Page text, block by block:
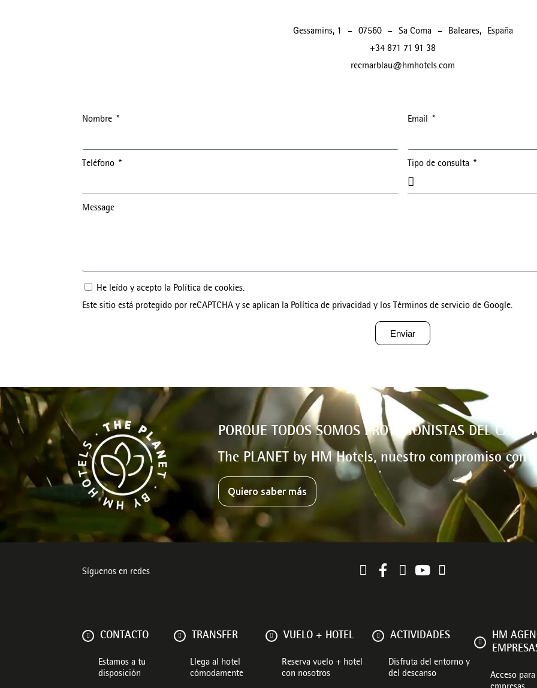
Gessamins, 1 – 07560 – Sa Coma – Baleares,
España
+34 871 71 91 38
recmarblau@hmhotels.com
Nombre Email
Teléfono Tipo de consulta
Message
He leído y acepto la Política de cookies.
Este sitio está protegido por reCAPTCHA y se aplican la Política de privacidad y los Términos de servicio de Google.
Enviar
PORQUE TODOS SOMOS PROTAGONISTAS DEL
The PLANET by HM Hotels, nuestro compromiso con
Quiero saber más
Síguenos en redes
CONTACTO
Estamos a tu
disposición
TRANSFER
Llega al hotel
cómodamente
VUELO + HOTEL
Reserva vuelo + hotel
con nosotros
ACTIVIDADES
Disfruta del entorno y
del descanso
HM
Acceso